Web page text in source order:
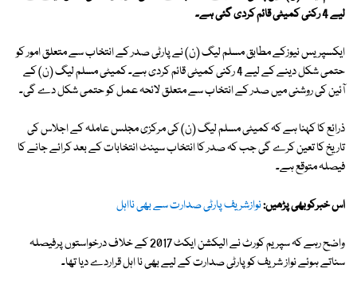
لیے 4 رکنی کمیٹی قائم کردی گئی ہے۔
ایکسپریس نیوزکے مطابق مسلم لیگ (ن) نے پارٹی صدر کے انتخاب سے متعلق امور کو
حتمی شکل دینے کے لیے 4 رکنی کمیٹی قائم کردی ہے۔ کمیٹی مسلم لیگ (ن) کے
آئین کی روشنی میں صدر کے انتخاب سے متعلق لائحہ عمل کو حتمی شکل دے گی۔
ذرائع کا کہنا ہے کہ کمیٹی مسلم لیگ (ن) کی مرکزی مجلس عاملہ کے اجلاس کی
تاریخ کا تعین کرے گی جب کہ صدر کا انتخاب سینٹ انتخابات کے بعد کرائے جانے کا
فیصلہ متوقع ہے۔
اس خبرکوبھی پڑھیں:نوازشریف پارٹی صدارت سے بھی نااہل
واضح رہے کہ سپریم کورٹ نے الیکشن ایکٹ 2017 کے خلاف درخواستوں پرفیصلہ
سناتے ہوئے نواز شریف کو پارٹی صدارت کے لیے بھی نا اہل قراردے دیا تھا۔